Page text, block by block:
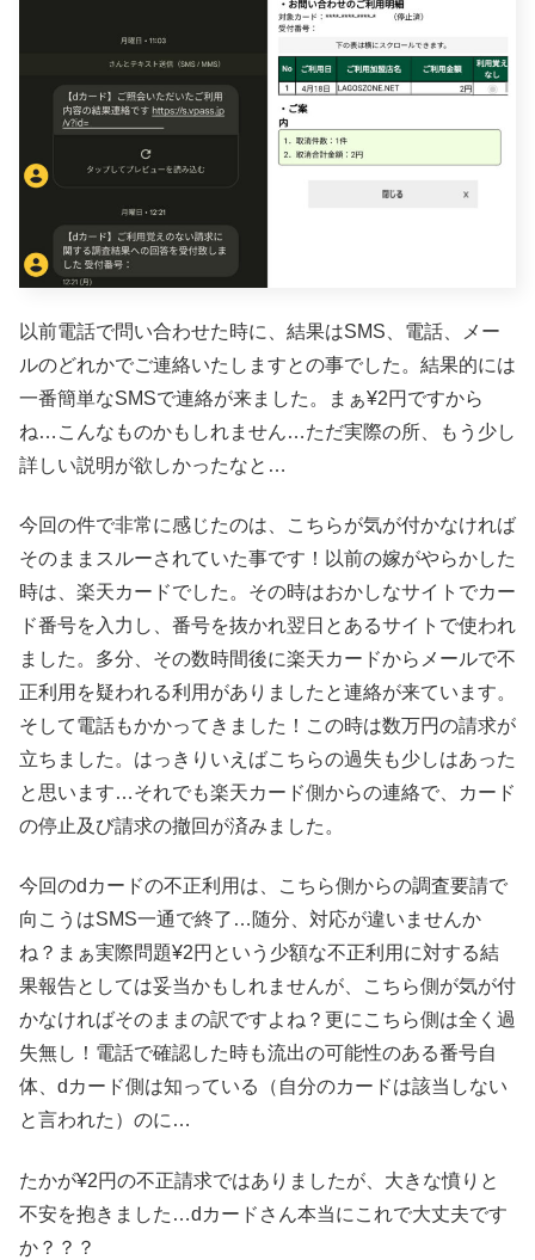
以前電話で問い合わせた時に、結果はSMS、電話、メー
ルのどれかでご連絡いたしますとの事でした。結果的には
一番簡単なSMSで連絡が来ました。まぁ¥2円ですから
ね…こんなものかもしれません…ただ実際の所、もう少し
詳しい説明が欲しかったなと…
今回の件で非常に感じたのは、こちらが気が付かなければ
そのままスルーされていた事です！以前の嫁がやらかした
時は、楽天カードでした。その時はおかしなサイトでカー
ド番号を入力し、番号を抜かれ翌日とあるサイトで使われ
ました。多分、その数時間後に楽天カードからメールで不
正利用を疑われる利用がありましたと連絡が来ています。
そして電話もかかってきました！この時は数万円の請求が
立ちました。はっきりいえばこちらの過失も少しはあった
と思います…それでも楽天カード側からの連絡で、カード
の停止及び請求の撤回が済みました。
今回のdカードの不正利用は、こちら側からの調査要請で
向こうはSMS一通で終了…随分、対応が違いませんか
ね？まぁ実際問題¥2円という少額な不正利用に対する結
果報告としては妥当かもしれませんが、こちら側が気が付
かなければそのままの訳ですよね？更にこちら側は全く過
失無し！電話で確認した時も流出の可能性のある番号自
体、dカード側は知っている（自分のカードは該当しない
と言われた）のに…
たかが¥2円の不正請求ではありましたが、大きな憤りと
不安を抱きました…dカードさん本当にこれで大丈夫です
か？？？